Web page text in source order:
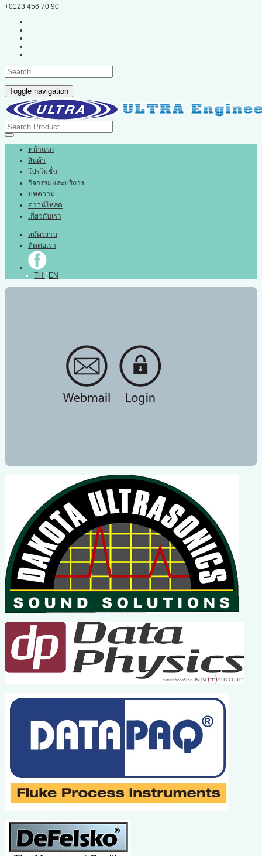
+0123 456 70 90
Toggle navigation
หน้าแรก
สินค้า
โปรโมชั่น
กิจกรรมและบริการ
บทความ
ดาวน์โหลด
เกี่ยวกับเรา
สมัครงาน
ติดต่อเรา
TH / EN